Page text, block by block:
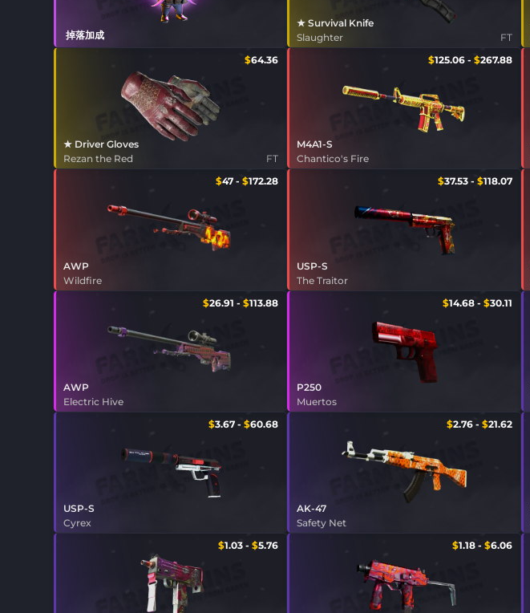
掉落加成 FT
★ Survival Knife
Slaughter
$64.36
FT
★ Driver Gloves
Rezan the Red
$125.06- $267.88
M4A1-S
Chantico's Fire
$47 -$172.28
AWP
Wildfire
$37.53- $118.07
USP-S
The Traitor
$26.91 -$113.88
AWP
Electric Hive
$14.68- $30.11
P250
Muertos
$3.67 -$60.68
USP-S
Cyrex
$2.76- $21.62
AK-47
Safety Net
$1.03 -$5.76 $1.18- $6.06